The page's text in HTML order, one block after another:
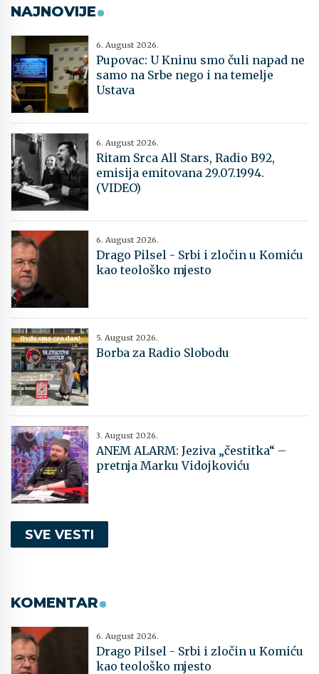
NAJNOVIJE
6. August 2026.
Pupovac: U Kninu smo čuli napad ne
samo na Srbe nego i na temelje
Ustava
6. August 2026.
Ritam Srca All Stars, Radio B92,
emisija emitovana 29.07.1994.
(VIDEO)
6. August 2026.
Drago Pilsel - Srbi i zločin u Komiću
kao teološko mjesto
5. August 2026.
Borba za Radio Slobodu
3. August 2026.
ANEM ALARM: Jeziva „čestitka“ –
pretnja Marku Vidojkoviću
SVE VESTI
KOMENTAR
6. August 2026.
Drago Pilsel - Srbi i zločin u Komiću
kao teološko mjesto